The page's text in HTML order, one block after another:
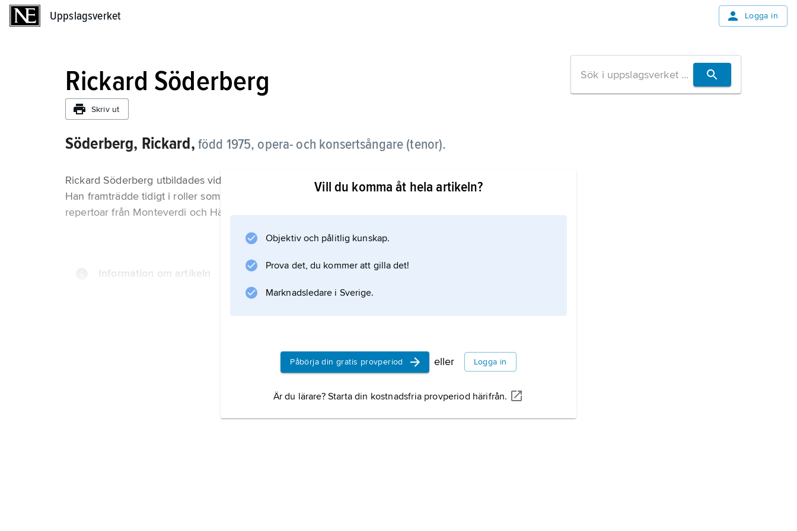
Uppslagsverket Logga in
Rickard Söderberg
Skriv ut
Söderberg, Rickard, född 1975, opera- och konsertsångare (tenor).
Rickard Söderberg utbildades vid Operaakademiet vid Det kongelige Teater i Köpenhamn.
Han framträdde tidigt i roller som Don Ottavio i Mozarts ”Don Giovanni” och har en bred
repertoar från Monteverdi och Händel via Mozart till lyriska Wagnerpartier och nutida opera.
Information om artikeln
Vill du komma åt hela artikeln?
Objektiv och pålitlig kunskap.
Prova det, du kommer att gilla det!
Marknadsledare i Sverige.
Påbörja din gratis provperiod eller Logga in
Är du lärare? Starta din kostnadsfria provperiod härifrån.